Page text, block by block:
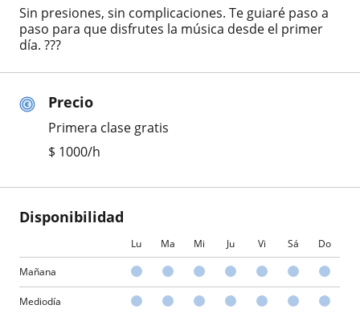
Precio
Primera clase gratis
$ 1000/h
Disponibilidad
Lu Ma Mi Ju Vi Sá Do
Mañana
Mediodía
Sin presiones, sin complicaciones. Te guiaré paso a
paso para que disfrutes la música desde el primer
día. ???